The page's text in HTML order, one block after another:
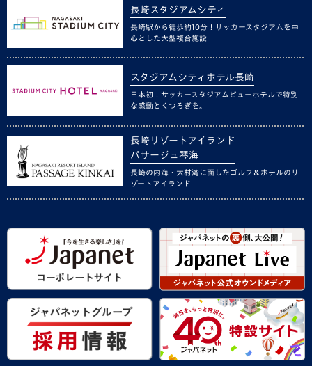
長崎スタジアムシティ
長崎駅から徒歩約10分！サッカースタジアムを中
心とした大型複合施設
スタジアムシティホテル長崎
日本初！サッカースタジアムビューホテルで特別
な感動とくつろぎを。
長崎リゾートアイランド
パサージュ琴海
長崎の内海・大村湾に面したゴルフ＆ホテルのリ
ゾートアイランド